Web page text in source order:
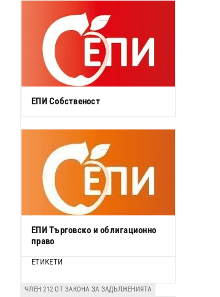
ЕПИ Собственост
ЕПИ Търговско и облигационно
право
ЕТИКЕТИ
ЧЛЕН 212 ОТ ЗАКОНА ЗА ЗАДЪЛЖЕНИЯТА